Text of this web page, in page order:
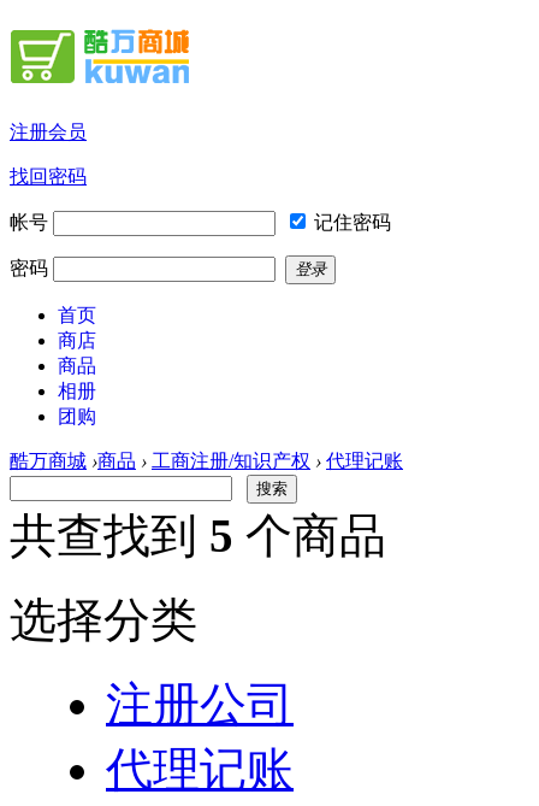
注册会员
找回密码
帐号 记住密码
密码 登录
首页
商店
商品
相册
团购
酷万商城 ›商品 › 工商注册/知识产权 › 代理记账
搜索
共查找到 5 个商品
选择分类
注册公司
代理记账